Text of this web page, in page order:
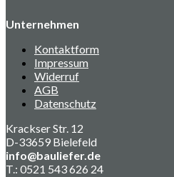
Unternehmen
Kontaktform
Impressum
Widerruf
AGB
Datenschutz
Krackser Str. 12
D-33659 Bielefeld
info@bauliefer.de
T.: 0521 543 626 24